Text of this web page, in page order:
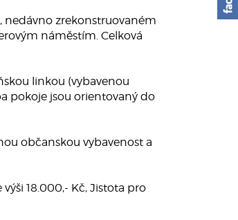
nedávno zrekonstruovaném
náměstím. Celková
linkou (vybavenou
pokoje jsou orientovaný do
občanskou vybavenost a
18.000,- Kč, Jistota pro